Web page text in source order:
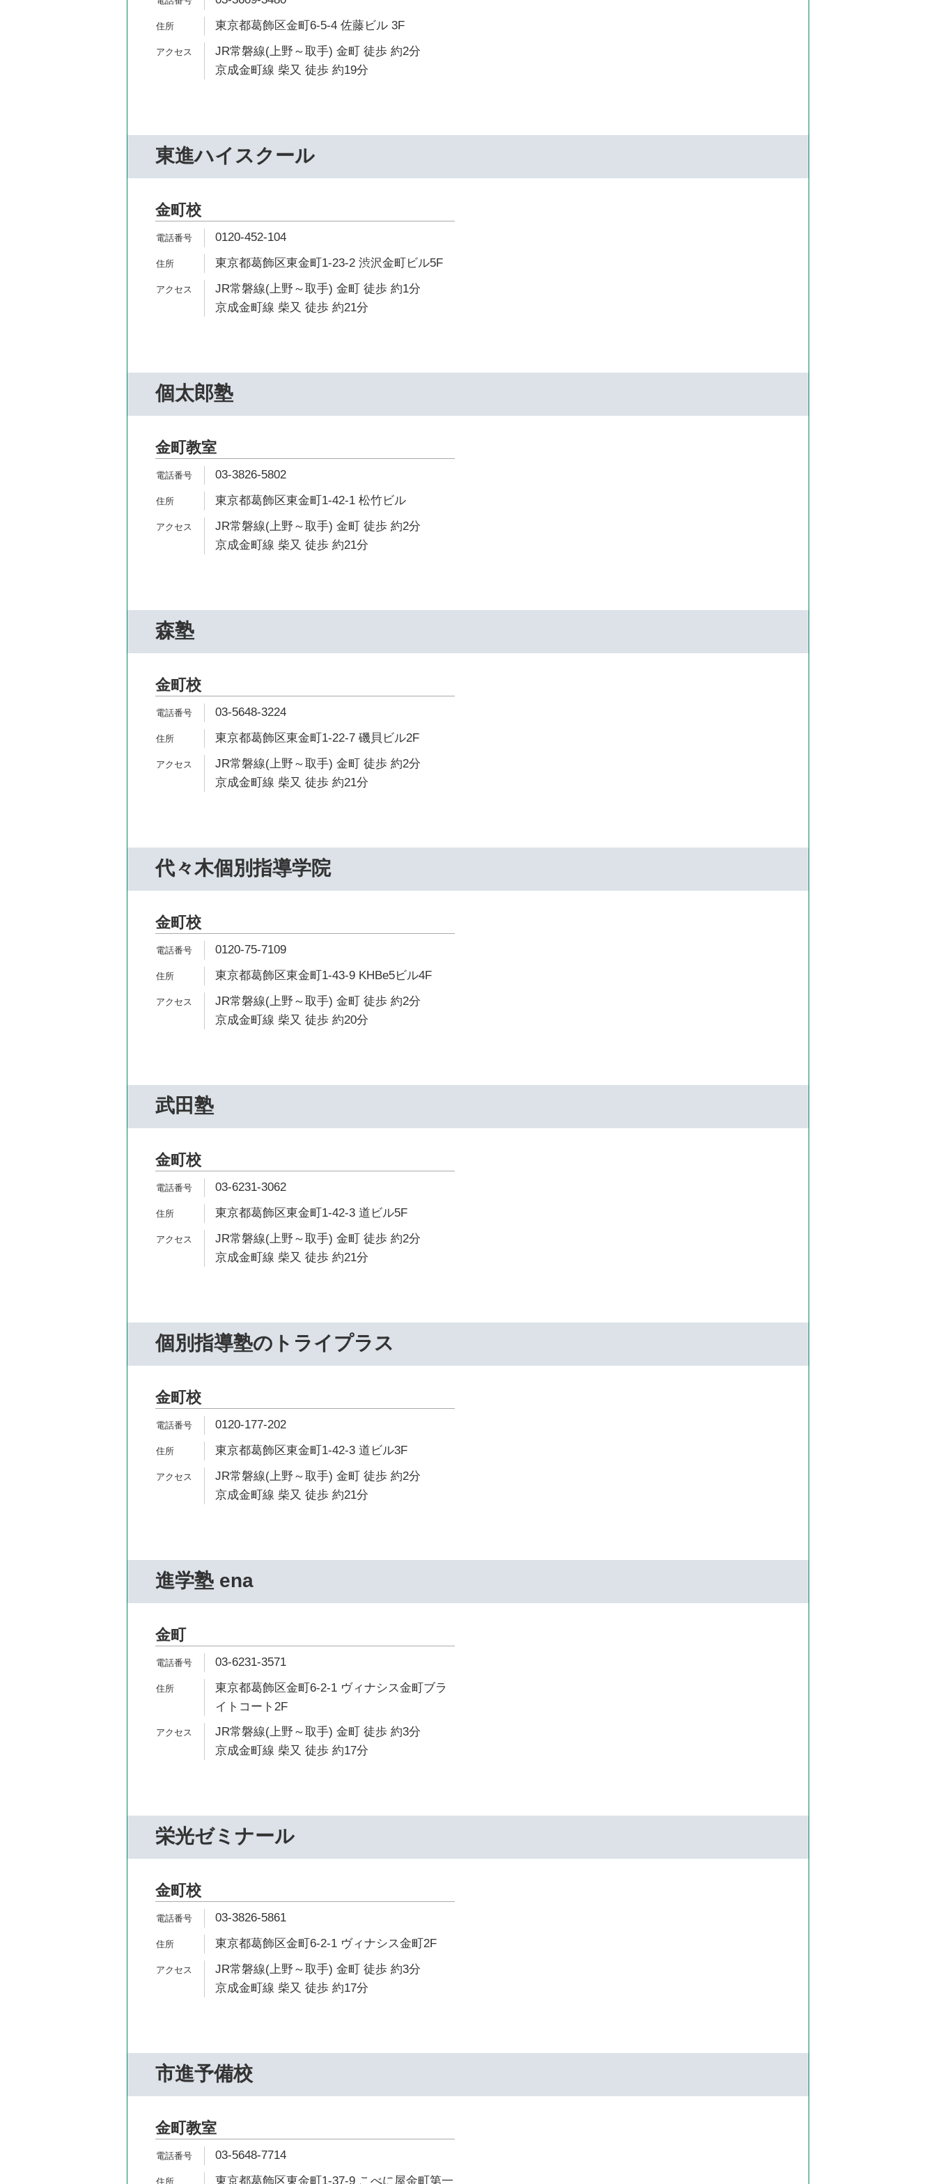
東京都葛飾区金町6-5-4 佐藤ビル 3F
JR常磐線(上野～取手) 金町 徒歩 約2分
京成金町線 柴又 徒歩 約19分
東進ハイスクール
金町校
0120-452-104
東京都葛飾区東金町1-23-2 渋沢金町ビル5F
JR常磐線(上野～取手) 金町 徒歩 約1分
京成金町線 柴又 徒歩 約21分
個太郎塾
金町教室
03-3826-5802
東京都葛飾区東金町1-42-1 松竹ビル
JR常磐線(上野～取手) 金町 徒歩 約2分
京成金町線 柴又 徒歩 約21分
森塾
金町校
03-5648-3224
東京都葛飾区東金町1-22-7 磯貝ビル2F
JR常磐線(上野～取手) 金町 徒歩 約2分
京成金町線 柴又 徒歩 約21分
代々木個別指導学院
金町校
0120-75-7109
東京都葛飾区東金町1-43-9 KHBe5ビル4F
JR常磐線(上野～取手) 金町 徒歩 約2分
京成金町線 柴又 徒歩 約20分
武田塾
金町校
03-6231-3062
東京都葛飾区東金町1-42-3 道ビル5F
JR常磐線(上野～取手) 金町 徒歩 約2分
京成金町線 柴又 徒歩 約21分
個別指導塾のトライプラス
金町校
0120-177-202
東京都葛飾区東金町1-42-3 道ビル3F
JR常磐線(上野～取手) 金町 徒歩 約2分
京成金町線 柴又 徒歩 約21分
進学塾 ena
金町
03-6231-3571
東京都葛飾区金町6-2-1 ヴィナシス金町ブラ
イトコート2F
JR常磐線(上野～取手) 金町 徒歩 約3分
京成金町線 柴又 徒歩 約17分
栄光ゼミナール
金町校
03-3826-5861
東京都葛飾区金町6-2-1 ヴィナシス金町2F
JR常磐線(上野～取手) 金町 徒歩 約3分
京成金町線 柴又 徒歩 約17分
市進予備校
金町教室
03-5648-7714
東京都葛飾区東金町1-37-9 こべに屋金町第一